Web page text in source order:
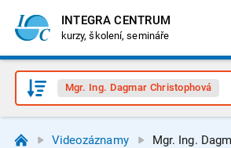
INTEGRA CENTRUM
kurzy, školení, semináře
Mgr. Ing. Dagmar Christophová
Videozáznamy Mgr. Ing.